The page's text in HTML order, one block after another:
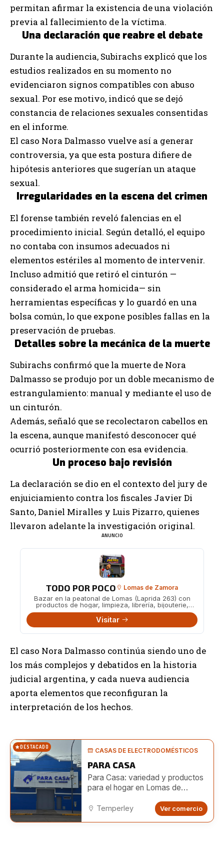
permitan afirmar la existencia de una violación
previa al fallecimiento de la víctima.
Una declaración que reabre el debate
Durante la audiencia, Subirachs explicó que los
estudios realizados en su momento no
evidenciaron signos compatibles con abuso
sexual. Por ese motivo, indicó que se dejó
constancia de relaciones sexuales consentidas
en el informe.
El caso Nora Dalmasso vuelve así a generar
controversia, ya que esta postura difiere de
hipótesis anteriores que sugerían un ataque
sexual.
Irregularidades en la escena del crimen
El forense también reveló falencias en el
procedimiento inicial. Según detalló, el equipo
no contaba con insumos adecuados ni
elementos estériles al momento de intervenir.
Incluso admitió que retiró el cinturón —
considerado el arma homicida— sin
herramientas específicas y lo guardó en una
bolsa común, lo que expone posibles fallas en la
preservación de pruebas.
Detalles sobre la mecánica de la muerte
Subirachs confirmó que la muerte de Nora
Dalmasso se produjo por un doble mecanismo de
estrangulamiento: manual y mediante el uso de
un cinturón.
Además, señaló que se recolectaron cabellos en
la escena, aunque manifestó desconocer qué
ocurrió posteriormente con esa evidencia.
Un proceso bajo revisión
La declaración se dio en el contexto del jury de
enjuiciamiento contra los fiscales Javier Di
Santo, Daniel Miralles y Luis Pizarro, quienes
llevaron adelante la investigación original.
ANUNCIO
TODO POR POCO Lomas de Zamora
Bazar en la peatonal de Lomas (Laprida 263) con
productos de hogar, limpieza, librería, bijouterie,
juguetes y más a precios accesibles.
Visitar
El caso Nora Dalmasso continúa siendo uno de
los más complejos y debatidos en la historia
judicial argentina, y cada nueva audiencia
aporta elementos que reconfiguran la
interpretación de los hechos.
DESTACADO CASAS DE ELECTRODOMÉSTICOS
PARA CASA
Para Casa: variedad y productos
para el hogar en Lomas de
Temperley Ver comercio